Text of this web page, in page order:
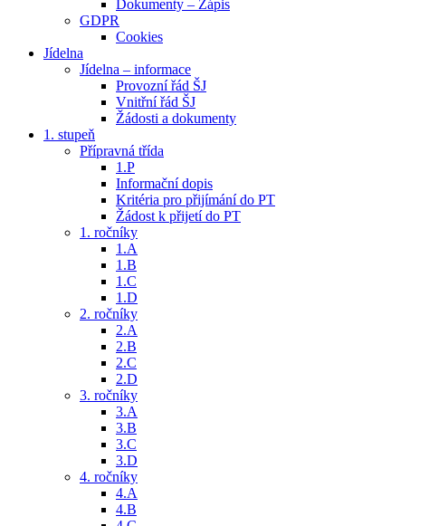
Dokumenty – Zápis
GDPR
Cookies
Jídelna
Jídelna – informace
Provozní řád ŠJ
Vnitřní řád ŠJ
Žádosti a dokumenty
1. stupeň
Přípravná třída
1.P
Informační dopis
Kritéria pro přijímání do PT
Žádost k přijetí do PT
1. ročníky
1.A
1.B
1.C
1.D
2. ročníky
2.A
2.B
2.C
2.D
3. ročníky
3.A
3.B
3.C
3.D
4. ročníky
4.A
4.B